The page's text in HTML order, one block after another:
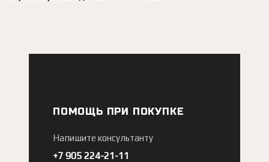
ПОМОЩЬ ПРИ ПОКУПКЕ
Напишите консультанту
+7 905 224-21-11